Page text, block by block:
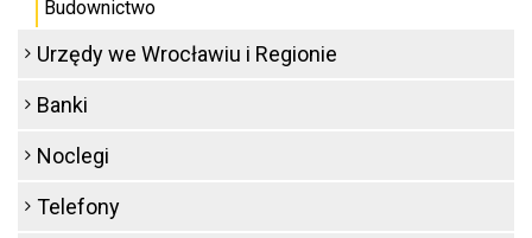
Budownictwo
Urzędy we Wrocławiu i Regionie
Banki
Noclegi
Telefony